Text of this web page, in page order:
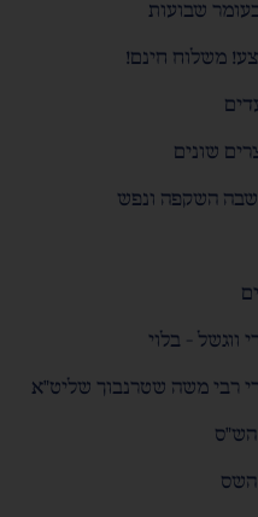
שבועות
משלוח חינם!
שונים
השקפה ונפש
ווגשל - בלוי
רבי משה שטרנבוך שליט"א
הש"ס
השס